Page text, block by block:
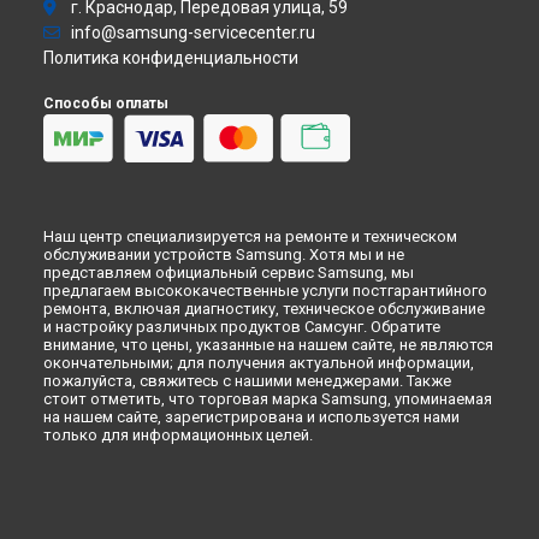
Ульяновске
Ремонт варочной панели GN642FDXD Samsung в
Ремонт варочной панели GN642FDXD Samsung в
Петербурге
Варочная панель
Посудомоечная машина
Морозильная камера
Кондиционер
Духовой шкаф
Вытяжка
г. Краснодар, Передовая улица, 59
info@samsung-servicecenter.ru
Политика конфиденциальности
Способы оплаты
Наш центр специализируется на ремонте и техническом
обслуживании устройств Samsung. Хотя мы и не
представляем официальный сервис Samsung, мы
предлагаем высококачественные услуги постгарантийного
ремонта, включая диагностику, техническое обслуживание
и настройку различных продуктов Самсунг. Обратите
внимание, что цены, указанные на нашем сайте, не являются
окончательными; для получения актуальной информации,
пожалуйста, свяжитесь с нашими менеджерами. Также
стоит отметить, что торговая марка Samsung, упоминаемая
на нашем сайте, зарегистрирована и используется нами
только для информационных целей.